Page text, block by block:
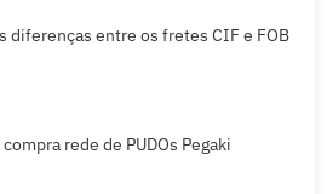
diferenças entre os fretes CIF e FOB
rede de PUDOs Pegaki